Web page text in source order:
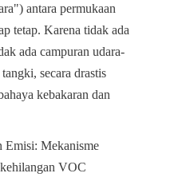
antara permukaan
tetap. Karena tidak ada
ada campuran udara-
secara drastis
kebakaran dan
Emisi: Mekanisme
VOC